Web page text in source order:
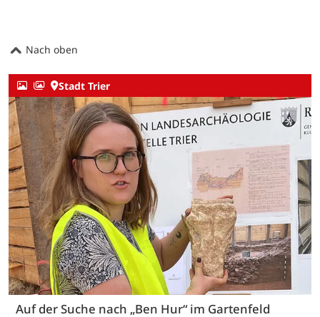
Nach oben
Stadt Trier
Auf der Suche nach „Ben Hur“ im Gartenfeld